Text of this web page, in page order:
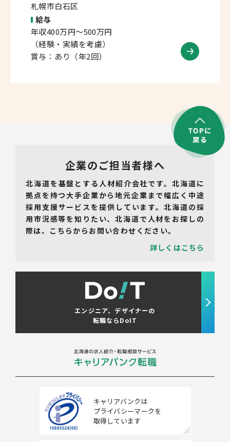
札幌市白石区
給与
年収400万円～500万円
（経験・実績を考慮）
賞与：あり（年2回）
企業のご担当者様へ
北海道を基盤とする人材紹介会社です。北海道に
拠点を持つ大手企業から地元企業まで幅広く中途
採用支援サービスを提供しています。北海道の採
用市況感等を知りたい、北海道で人材をお探しの
際は、こちらからお問い合わせください。
詳しくはこちら
エンジニア、デザイナーの
転職ならDoIT
キャリアバンクは
プライバシーマークを
取得しています